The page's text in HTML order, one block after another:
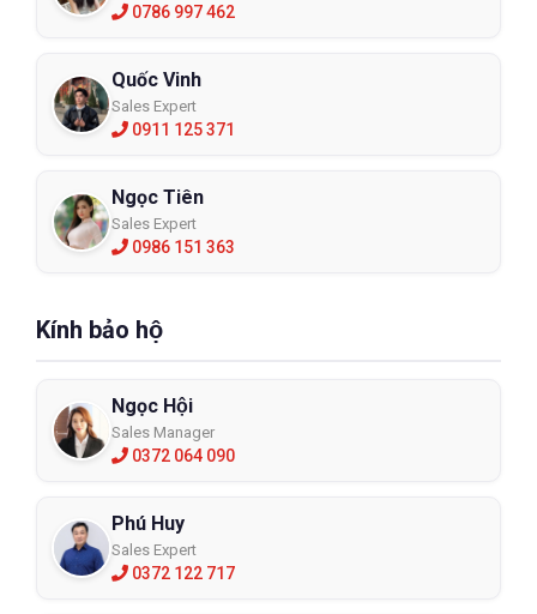
0786 997 462
Quốc Vinh
Sales Expert
0911 125 371
Ngọc Tiên
Sales Expert
0986 151 363
Kính bảo hộ
Ngọc Hội
Sales Manager
0372 064 090
Phú Huy
Sales Expert
0372 122 717